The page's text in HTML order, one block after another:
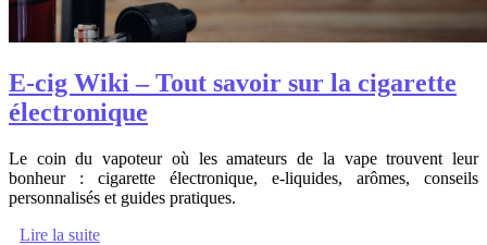
E-cig Wiki – Tout savoir sur la cigarette
électronique
Le coin du vapoteur où les amateurs de la vape trouvent leur
bonheur : cigarette électronique, e-liquides, arômes, conseils
personnalisés et guides pratiques.
Lire la suite